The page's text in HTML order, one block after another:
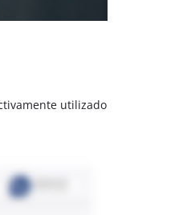
utilizado